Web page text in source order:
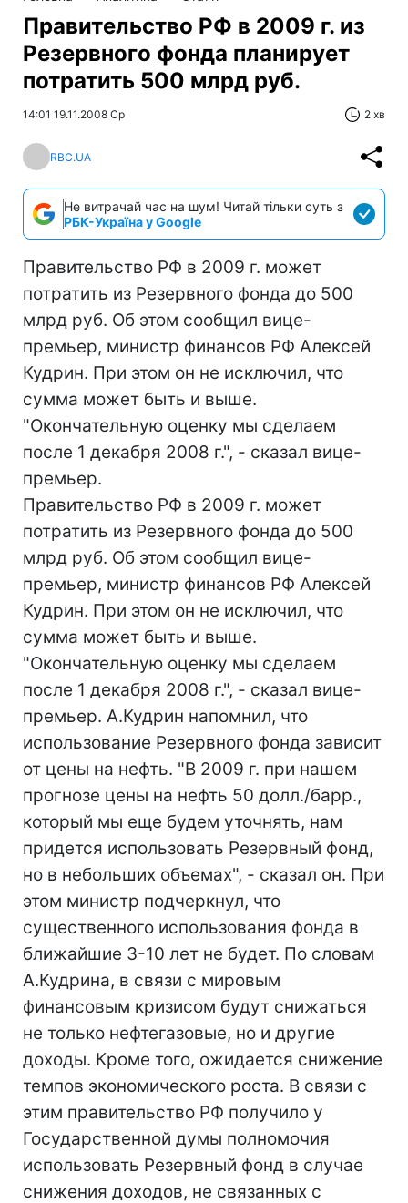
Правительство РФ в 2009 г. из
Резервного фонда планирует
потратить 500 млрд руб.
14:01 19.11.2008 Ср 2 хв
RBC.UA
Не витрачай час на шум! Читай тільки суть з
РБК-Україна у Google
Правительство РФ в 2009 г. может
потратить из Резервного фонда до 500
млрд руб. Об этом сообщил вице-
премьер, министр финансов РФ Алексей
Кудрин. При этом он не исключил, что
сумма может быть и выше.
"Окончательную оценку мы сделаем
после 1 декабря 2008 г.", - сказал вице-
премьер.
Правительство РФ в 2009 г. может
потратить из Резервного фонда до 500
млрд руб. Об этом сообщил вице-
премьер, министр финансов РФ Алексей
Кудрин. При этом он не исключил, что
сумма может быть и выше.
"Окончательную оценку мы сделаем
после 1 декабря 2008 г.", - сказал вице-
премьер. А.Кудрин напомнил, что
использование Резервного фонда зависит
от цены на нефть. "В 2009 г. при нашем
прогнозе цены на нефть 50 долл./барр.,
который мы еще будем уточнять, нам
придется использовать Резервный фонд,
но в небольших объемах", - сказал он. При
этом министр подчеркнул, что
существенного использования фонда в
ближайшие 3-10 лет не будет. По словам
А.Кудрина, в связи с мировым
финансовым кризисом будут снижаться
не только нефтегазовые, но и другие
доходы. Кроме того, ожидается снижение
темпов экономического роста. В связи с
этим правительство РФ получило у
Государственной думы полномочия
использовать Резервный фонд в случае
снижения доходов, не связанных с